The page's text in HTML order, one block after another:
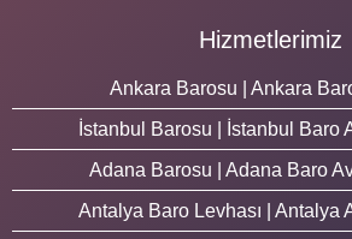
Hizmetlerimiz
Ankara Barosu | Ankara
İstanbul Barosu | İstanbul Baro
Adana Barosu | Adana Baro
Antalya Baro Levhası | Antalya